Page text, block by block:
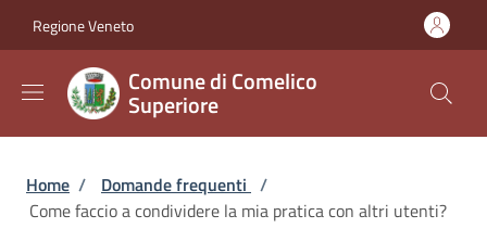
Regione Veneto
Comune di Comelico
Superiore
Briciole di pane
Home / Domande frequenti /
Come faccio a condividere la mia pratica con altri utenti?